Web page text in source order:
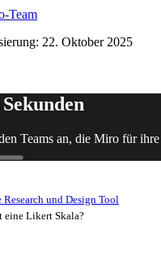
Team
22. Oktober 2025
Teams an, die Miro für
Research und Design Tool
eine Likert Skala?